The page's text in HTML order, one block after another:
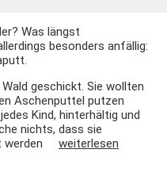
Was längst
besonders anfällig:
geschickt. Sie wollten
Aschenputtel putzen
Kind, hinterhältig und
nichts, dass sie
werden weiterlesen